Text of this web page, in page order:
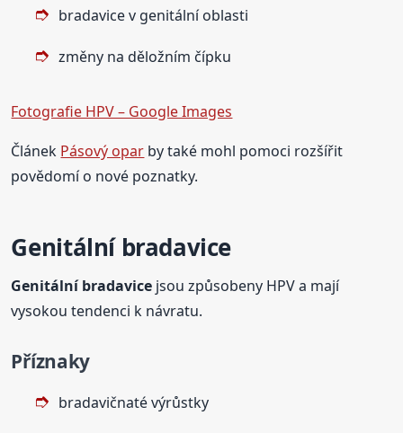
bradavice v genitální oblasti
změny na děložním čípku
Fotografie HPV – Google Images
Článek Pásový opar by také mohl pomoci rozšířit
povědomí o nové poznatky.
Genitální bradavice
Genitální bradavice jsou způsobeny HPV a mají
vysokou tendenci k návratu.
Příznaky
bradavičnaté výrůstky